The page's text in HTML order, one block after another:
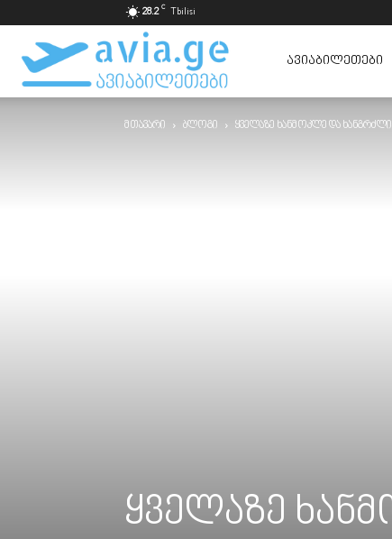
28.2 C Tbilisi
ავიაბილეთები
ყველაზე
ᲐᲕᲘᲐᲑᲘᲚᲔᲗᲔᲑᲘ
მთავარი ბლოგი ყველაზე ხანმოკლე და
ყველაზე